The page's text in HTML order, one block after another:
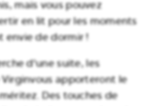
mais vous pouvez
en lit pour les moments
envie de dormir !
d'une suite, les
apporteront le
Des touches de